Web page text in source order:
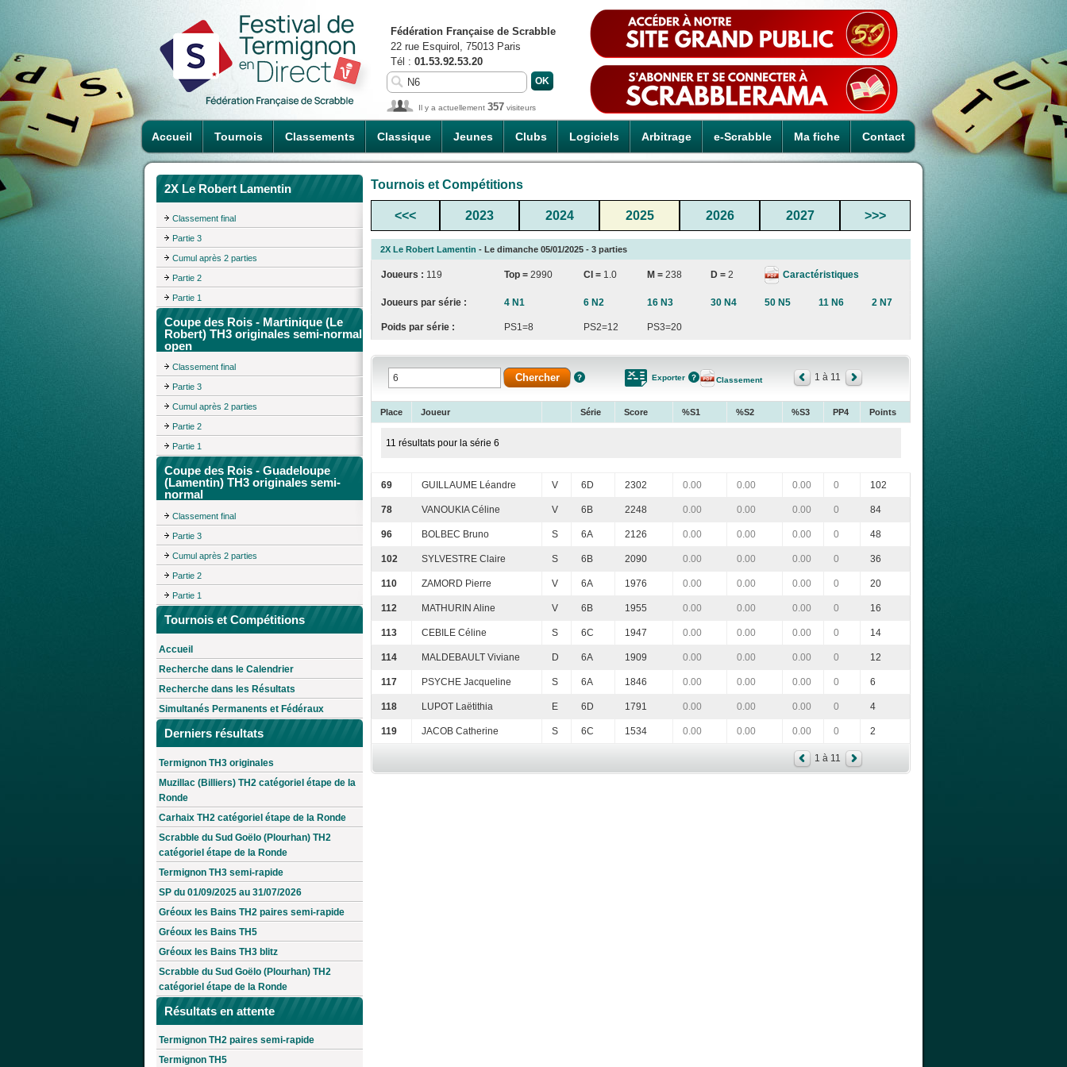
Accueil Tournois Classements Classique Jeunes Clubs Logiciels Arbitrage e-Scrabble Ma fiche Contact
Fédération Française de Scrabble
22 rue Esquirol, 75013 Paris
Tél : 01.53.92.53.20
Il y a actuellement 357 visiteurs
2X Le Robert Lamentin
Classement final
Partie 3
Cumul après 2 parties
Partie 2
Partie 1
Coupe des Rois - Martinique (Le
Robert) TH3 originales semi-normal
open
Classement final
Partie 3
Cumul après 2 parties
Partie 2
Partie 1
Coupe des Rois - Guadeloupe
(Lamentin) TH3 originales semi-
normal
Classement final
Partie 3
Cumul après 2 parties
Partie 2
Partie 1
Tournois et Compétitions
Accueil
Recherche dans le Calendrier
Recherche dans les Résultats
Simultanés Permanents et Fédéraux
Derniers résultats
Termignon TH3 originales
Muzillac (Billiers) TH2 catégoriel étape de la
Ronde
Carhaix TH2 catégoriel étape de la Ronde
Scrabble du Sud Goëlo (Plourhan) TH2
catégoriel étape de la Ronde
Termignon TH3 semi-rapide
SP du 01/09/2025 au 31/07/2026
Gréoux les Bains TH2 paires semi-rapide
Gréoux les Bains TH5
Gréoux les Bains TH3 blitz
Scrabble du Sud Goëlo (Plourhan) TH2
catégoriel étape de la Ronde
Résultats en attente
Termignon TH2 paires semi-rapide
Termignon TH5
Tournois et Compétitions
<<< 2023 2024 2025 2026 2027 >>>
2X Le Robert Lamentin - Le dimanche 05/01/2025 - 3 parties
Joueurs : 119 Top = 2990 CI = 1.0 M = 238 D = 2 Caractéristiques
Joueurs par série : 4 N1 6 N2 16 N3 30 N4 50 N5 11 N6 2 N7
Poids par série : PS1=8 PS2=12 PS3=20
Exporter Classement 1 à 11
Place Joueur Série Score %S1 %S2 %S3 PP4 Points
11 résultats pour la série 6
69 GUILLAUME Léandre V 6D 2302 0.00 0.00 0.00 0 102
78 VANOUKIA Céline V 6B 2248 0.00 0.00 0.00 0 84
96 BOLBEC Bruno S 6A 2126 0.00 0.00 0.00 0 48
102 SYLVESTRE Claire S 6B 2090 0.00 0.00 0.00 0 36
110 ZAMORD Pierre V 6A 1976 0.00 0.00 0.00 0 20
112 MATHURIN Aline V 6B 1955 0.00 0.00 0.00 0 16
113 CEBILE Céline S 6C 1947 0.00 0.00 0.00 0 14
114 MALDEBAULT Viviane D 6A 1909 0.00 0.00 0.00 0 12
117 PSYCHE Jacqueline S 6A 1846 0.00 0.00 0.00 0 6
118 LUPOT Laëtithia E 6D 1791 0.00 0.00 0.00 0 4
119 JACOB Catherine S 6C 1534 0.00 0.00 0.00 0 2
1 à 11